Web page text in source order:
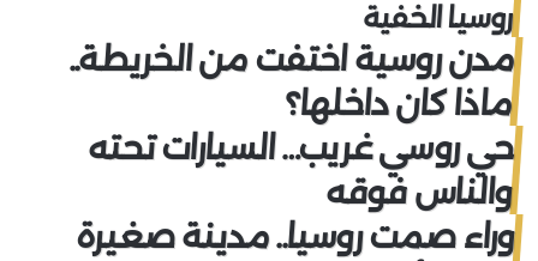
روسيا الخفية
مدن روسية اختفت من الخريطة..
ماذا كان داخلها؟
حي روسي غريب… السيارات تحته
والناس فوقه
وراء صمت روسيا.. مدينة صغيرة